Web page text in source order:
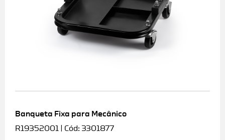
Banqueta Fixa para Mecânico
R19352001 | Cód: 3301877